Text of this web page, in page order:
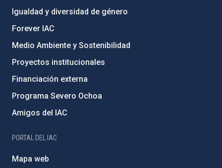
Igualdad y diversidad de género
Forever IAC
Medio Ambiente y Sostenibilidad
Proyectos institucionales
Financiación externa
Programa Severo Ochoa
Amigos del IAC
PORTAL DEL IAC
Mapa web